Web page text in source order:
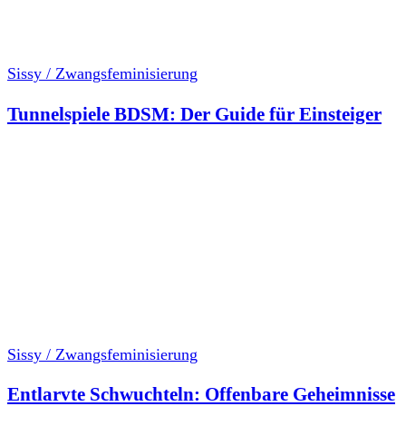
Sissy / Zwangsfeminisierung
Tunnelspiele BDSM: Der Guide für Einsteiger
Sissy / Zwangsfeminisierung
Entlarvte Schwuchteln: Offenbare Geheimnisse